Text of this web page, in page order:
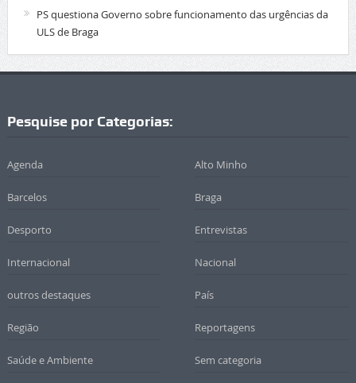
PS questiona Governo sobre funcionamento das urgências da
ULS de Braga
Pesquise por Categorias:
Agenda Alto Minho
Barcelos Braga
Desporto Entrevistas
Internacional Nacional
outros destaques País
Região Reportagens
Saúde e Ambiente Sem categoria